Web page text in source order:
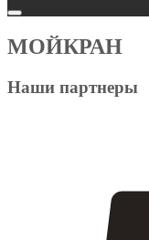
МОЙКРАН
Наши партнеры